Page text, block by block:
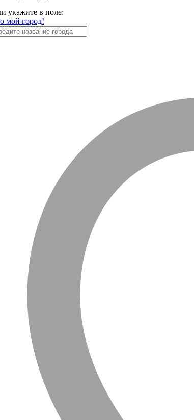
укажите в поле:
мой город!